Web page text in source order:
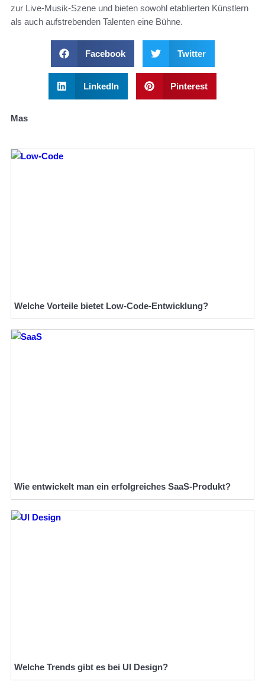
zur Live-Musik-Szene und bieten sowohl etablierten Künstlern
als auch aufstrebenden Talenten eine Bühne.
Facebook Twitter
LinkedIn Pinterest
Mas
Welche Vorteile bietet Low-Code-Entwicklung?
Wie entwickelt man ein erfolgreiches SaaS-Produkt?
Welche Trends gibt es bei UI Design?